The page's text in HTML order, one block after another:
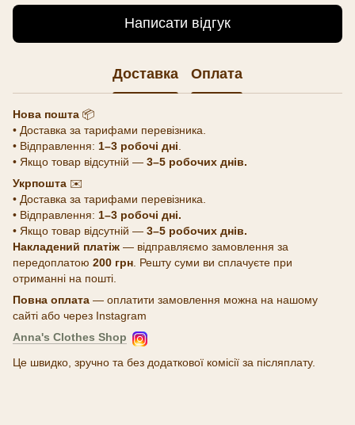
Написати відгук
Доставка Оплата
Нова пошта 📦
• Доставка за тарифами перевізника.
• Відправлення: 1–3 робочі дні
• Якщо товар відсутній — 3–5 робочих днів.
Укрпошта ✉️
• Доставка за тарифами перевізника.
• Відправлення: 1–3 робочі дні.
• Якщо товар відсутній — 3–5 робочих днів.
Накладений платіж — відправляємо замовлення за
передоплатою 200 грн . Решту суми ви сплачуєте при
отриманні на пошті.
Повна оплата — оплатити замовлення можна на нашому
сайті або через Instagram
Anna's Clothes Shop
Це швидко, зручно та без додаткової комісії за післяплату.